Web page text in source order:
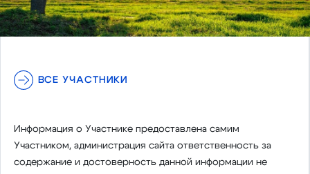
ВСЕ УЧАСТНИКИ
Информация о Участнике предоставлена самим
Участником, администрация сайта ответственность за
содержание и достоверность данной информации не